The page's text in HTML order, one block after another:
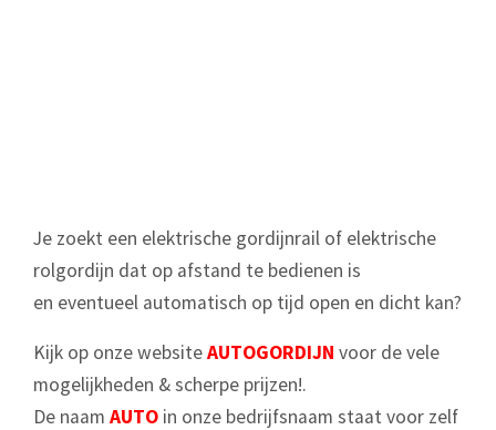
Je zoekt een elektrische gordijnrail of elektrische
rolgordijn dat op afstand te bedienen is
en eventueel automatisch op tijd open en dicht kan?
Kijk op onze websiteAUTOGORDIJN voor de vele
mogelijkheden & scherpe prijzen!.
De naam AUTO in onze bedrijfsnaam staat voor zelf